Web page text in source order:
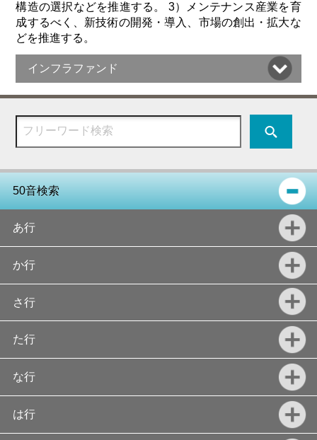
構造の選択などを推進する。 3）メンテナンス産業を育
成するべく、新技術の開発・導入、市場の創出・拡大な
どを推進する。
インフラファンド
50音検索
あ行
か行
さ行
た行
な行
は行